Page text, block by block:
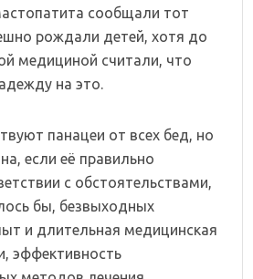
сообщали тот
рождали детей, хотя до
медициной считали, что
на это.
панацеи от всех бед, но
если её правильно
с обстоятельствами,
бы, безвыходных
и длительная медицинская
эффективность